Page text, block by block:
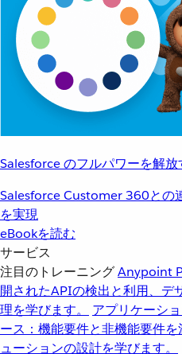
Salesforce のフルパワーを解
Salesforce Customer 360との
を実現
eBookを読む
サービス
注目のトレーニングAnypoint
開されたAPIの検出と利用、デ
理を学びます。
アプリケーシ
ース：機能要件と非機能要件
ューションの設計を学びます。